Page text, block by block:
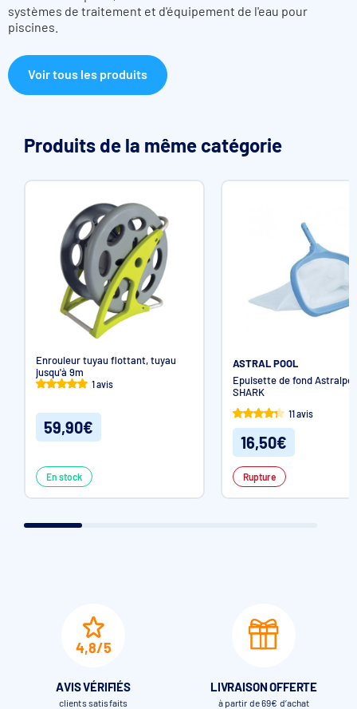
systèmes de traitement et d'équipement de l'eau pour
piscines.
Voir tous les produits
Produits de la même catégorie
Enrouleur tuyau flottant, tuyau
jusqu'à 9m
1 avis
59,90€
En stock
ASTRAL POOL
Epuisette de fond
SHARK
11 avis
16,50€
Rupture
4,8/5
AVIS VÉRIFIÉS
clients satisfaits
LIVRAISON OFFERTE
à partir de 69€ d’achat